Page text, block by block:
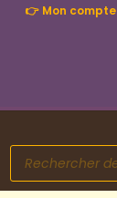
👉 Mon compte
Recherche
de
produits